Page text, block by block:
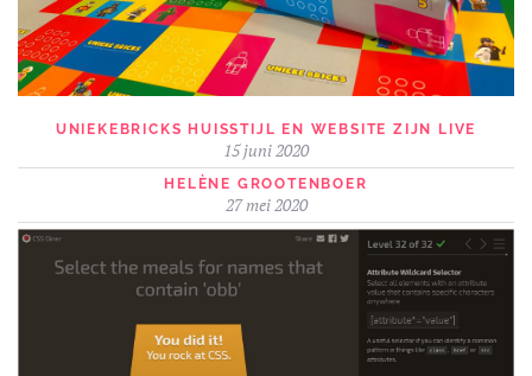
UNIEKEBRICKS HUISSTIJL EN WEBSITE ZIJN LIVE
15 juni 2020
HELÈNE GROOTENBOER
27 mei 2020